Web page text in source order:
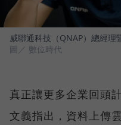
威聯通科技（QNAP）總經
圖／ 數位時代
真正讓更多企業回頭
文義指出，資料上傳